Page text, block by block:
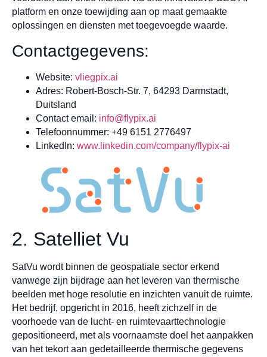
platform en onze toewijding aan op maat gemaakte
oplossingen en diensten met toegevoegde waarde.
Contactgegevens:
Website: vliegpix.ai
Adres: Robert-Bosch-Str. 7, 64293 Darmstadt,
Duitsland
Contact email: info@flypix.ai
Telefoonnummer: +49 6151 2776497
LinkedIn: www.linkedin.com/company/flypix-ai
2. Satelliet Vu
SatVu wordt binnen de geospatiale sector erkend
vanwege zijn bijdrage aan het leveren van thermische
beelden met hoge resolutie en inzichten vanuit de ruimte.
Het bedrijf, opgericht in 2016, heeft zichzelf in de
voorhoede van de lucht- en ruimtevaarttechnologie
gepositioneerd, met als voornaamste doel het aanpakken
van het tekort aan gedetailleerde thermische gegevens